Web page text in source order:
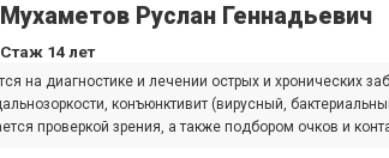
Мухаметов Руслан Геннадьевич
Стаж 14 лет
на диагностике и лечении острых и хронических
конъюнктивит (вирусный,
проверкой зрения, а также подбором очков и